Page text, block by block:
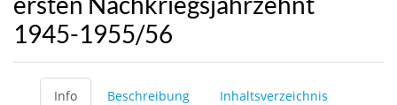
1945-1955/56
Info Beschreibung Inhaltsverzeichnis